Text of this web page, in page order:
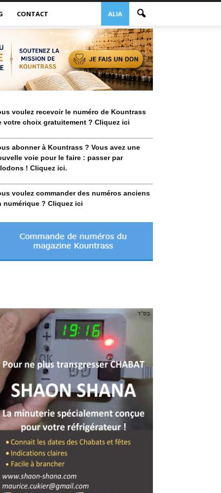
ALIA
CONTACT
voulez recevoir le numéro de Kountrass
votre choix gratuitement ? Cliquez ici
abonner à Kountrass ? Vous avez une
voie pour le faire : passer par
! Cliquez ici.
voulez commander des numéros anciens
numérique ? Cliquez ici